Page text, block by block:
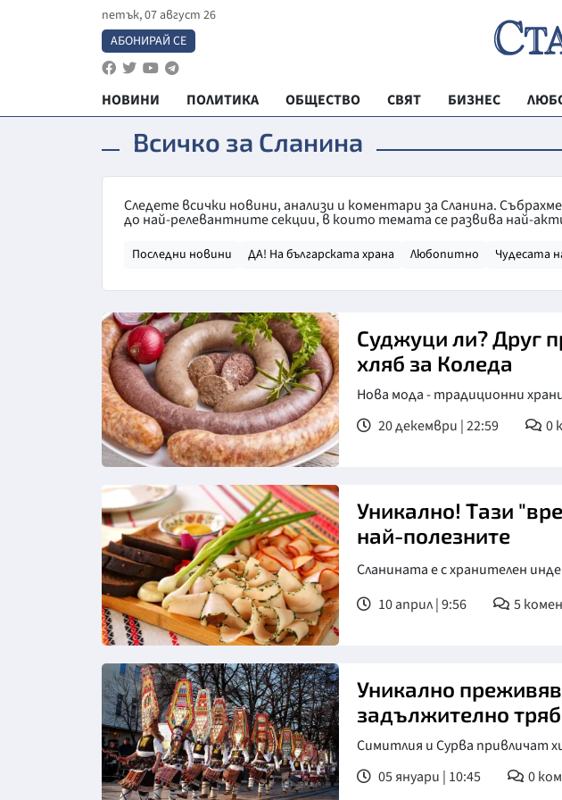
петък, 07 август 26
АБОНИРАЙ СЕ
НОВИНИ ПОЛИТИКА ОБЩЕСТВО СВЯТ БИЗНЕС
Всичко за Сланина
Следете всички новини, анализи и коментари за Сланина.
до най-релевантните секции, в които темата се развива най-
Последни новини ДА! На българската храна Любопитно Чудесата
Суджуци ли? Друг
хляб за Коледа
Нова мода - традиционни
20 декември | 22:59
0
Снимка: Pixabay
Уникално! Тази
най-полезните
Сланината е с хранителен
10 април | 9:56
5
Уникално
задължително
Симитлия и Сурва привличат
05 януари | 10:45
0